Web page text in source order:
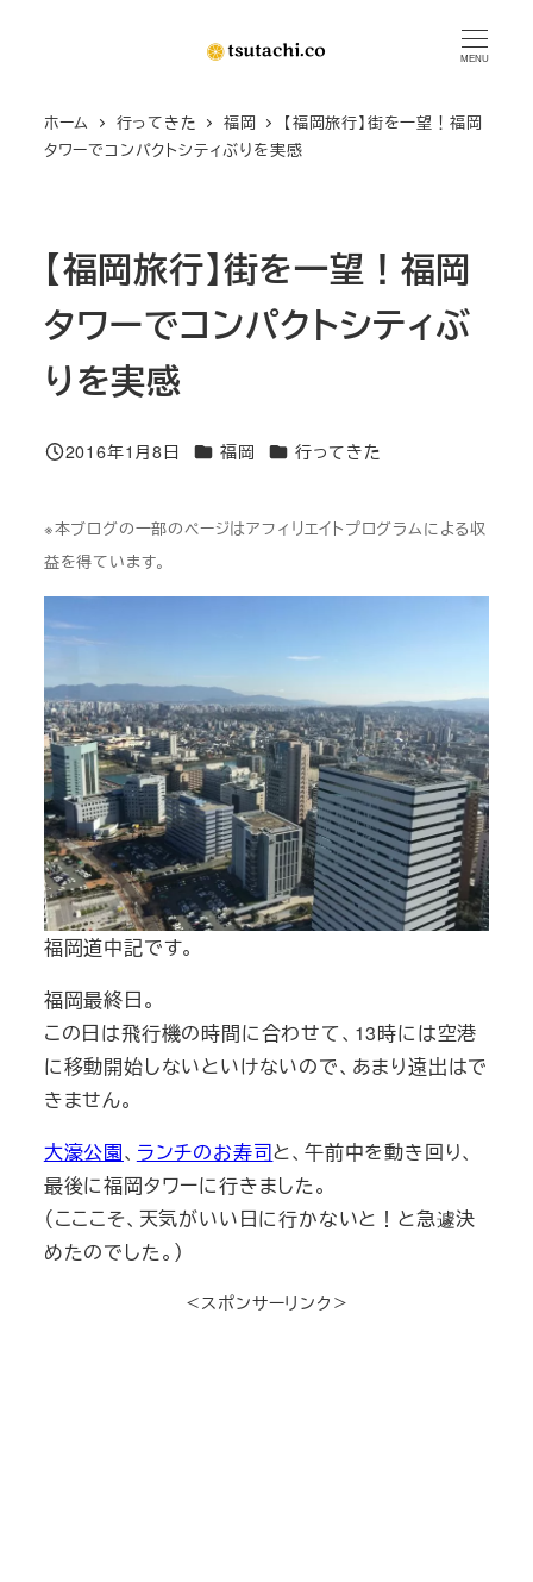
MENU
ホーム 行ってきた 福岡
【福岡旅行】街を一望！福岡
タワーでコンパクトシティぶりを実感
【福岡旅行】街を一望！福岡
タワーでコンパクトシティぶ
りを実感
投稿日
2016年1月8日 カテゴリー
福岡 カテゴリー
行ってきた
※本ブログの一部のページはアフィリエイトプログラムによる収
益を得ています。
福岡道中記です。
福岡最終日。
この日は飛行機の時間に合わせて、13時には空港
に移動開始しないといけないので、あまり遠出はで
きません。
大濠公園、 ランチのお寿司と、午前中を動き回り、
最後に福岡タワーに行きました。
（こここそ、天気がいい日に行かないと！と急遽決
めたのでした。）
＜スポンサーリンク＞